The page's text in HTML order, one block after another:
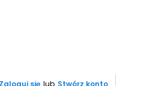
Zaloguj się lub Stwórz konto